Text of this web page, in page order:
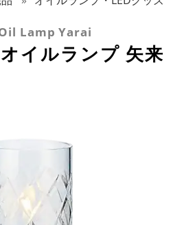
Lamp Yarai
イルランプ 矢来